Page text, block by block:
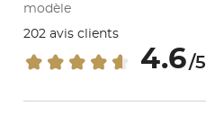
modèle
202 avis clients
4.6/5